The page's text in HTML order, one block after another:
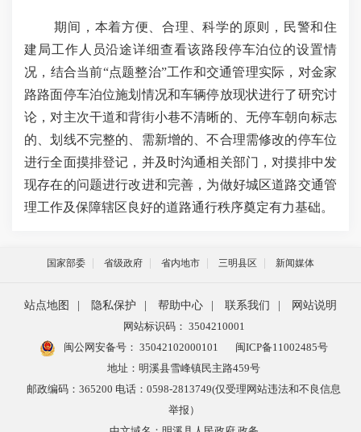
期间，本着方便、合理、科学的原则，民警和住
建局工作人员沿途详细查看该路段停车泊位的设置情
况，结合当前“点题整治”工作和交通管理实际，对金家
路路面停车泊位施划情况和车辆停放现状进行了研究讨
论，对主次干道和背街小巷不清晰的、无停车朝向标志
的、划线不完整的、需新增的、不合理需修改的停车位
进行全面摸排登记，并及时沟通相关部门，对摸排中发
现存在的问题进行改进和完善，为做好城区道路交通管
理工作及保障辖区良好的道路通行秩序奠定有力基础。
国家部委 省级政府 省内地市 三明县区 新闻媒体
站点地图 隐私保护 帮助中心 联系我们
网站说明
网站标识码： 3504210001
闽公网安备号： 35042102000101
闽ICP备11002485号
地址：明溪县雪峰镇民主路459号
邮政编码：365200 电话：0598-2813749(仅受理网站违法和不良信息
举报）